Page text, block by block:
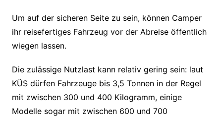
Um auf der sicheren Seite zu sein, können Camper
ihr reisefertiges Fahrzeug vor der Abreise öffentlich
wiegen lassen.
Die zulässige Nutzlast kann relativ gering sein: laut
KÜS dürfen Fahrzeuge bis 3,5 Tonnen in der Regel
mit zwischen 300 und 400 Kilogramm, einige
Modelle sogar mit zwischen 600 und 700